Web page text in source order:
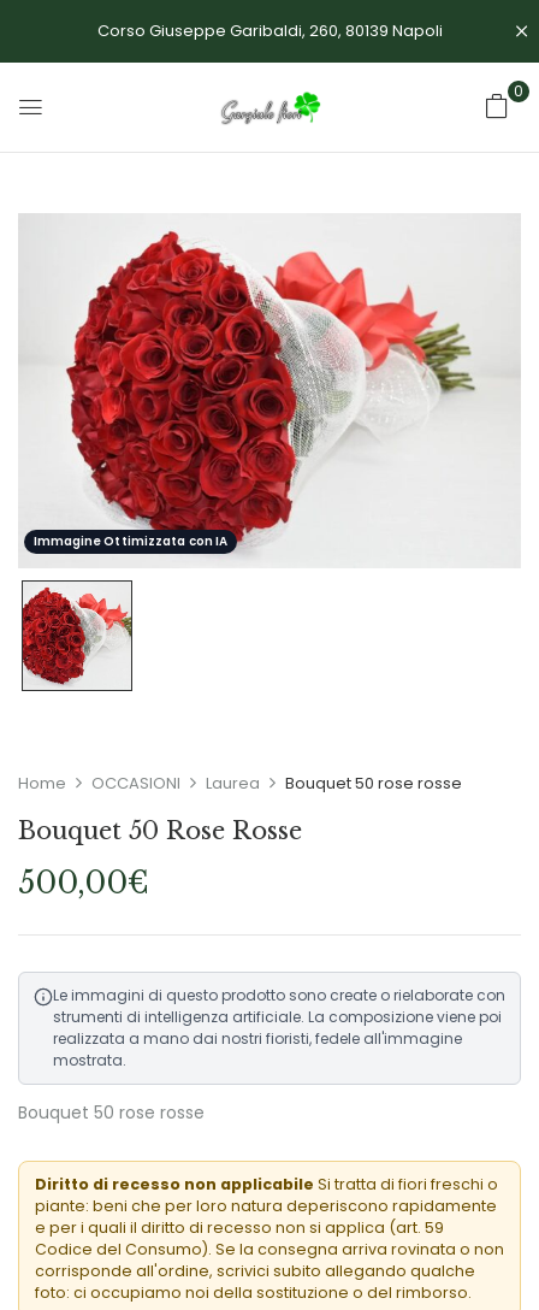
Corso Giuseppe Garibaldi, 260, 80139 Napoli
0
Immagine Ottimizzata con IA
Home OCCASIONI Laurea Bouquet 50 rose rosse
Bouquet 50 Rose Rosse
500,00€
Le immagini di questo prodotto sono create o rielaborate con
strumenti di intelligenza artificiale. La composizione viene poi
realizzata a mano dai nostri fioristi, fedele all'immagine
mostrata.
Bouquet 50 rose rosse
Diritto di recesso non applicabile Si tratta di fiori freschi o
piante: beni che per loro natura deperiscono rapidamente
e per i quali il diritto di recesso non si applica (art. 59
Codice del Consumo). Se la consegna arriva rovinata o non
corrisponde all'ordine, scrivici subito allegando qualche
foto: ci occupiamo noi della sostituzione o del rimborso.